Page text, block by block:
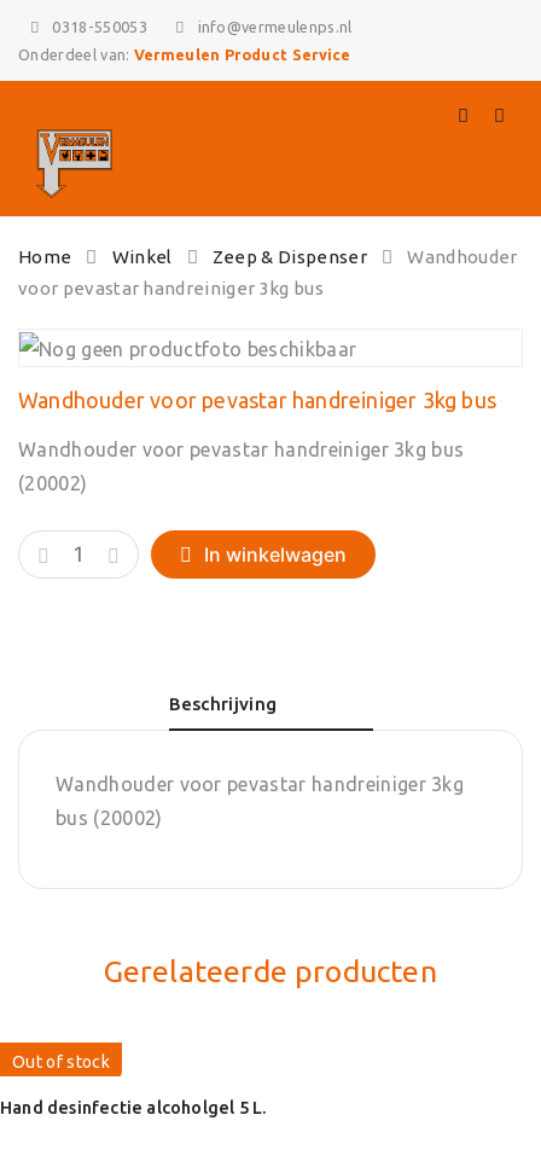
0318-550053
info@vermeulenps.nl
Onderdeel van: Vermeulen Product Service
to
content
Home Winkel Zeep & Dispenser
Wandhouder
voor pevastar handreiniger 3kg bus
Wandhouder voor pevastar handreiniger 3kg bus
Wandhouder voor pevastar handreiniger 3kg bus
(20002)
Wandhouder
voor
aantal
In winkelwagen
Beschrijving
Wandhouder voor pevastar handreiniger 3kg
bus (20002)
Gerelateerde producten
Out of stock
Hand desinfectie alcoholgel 5 L.